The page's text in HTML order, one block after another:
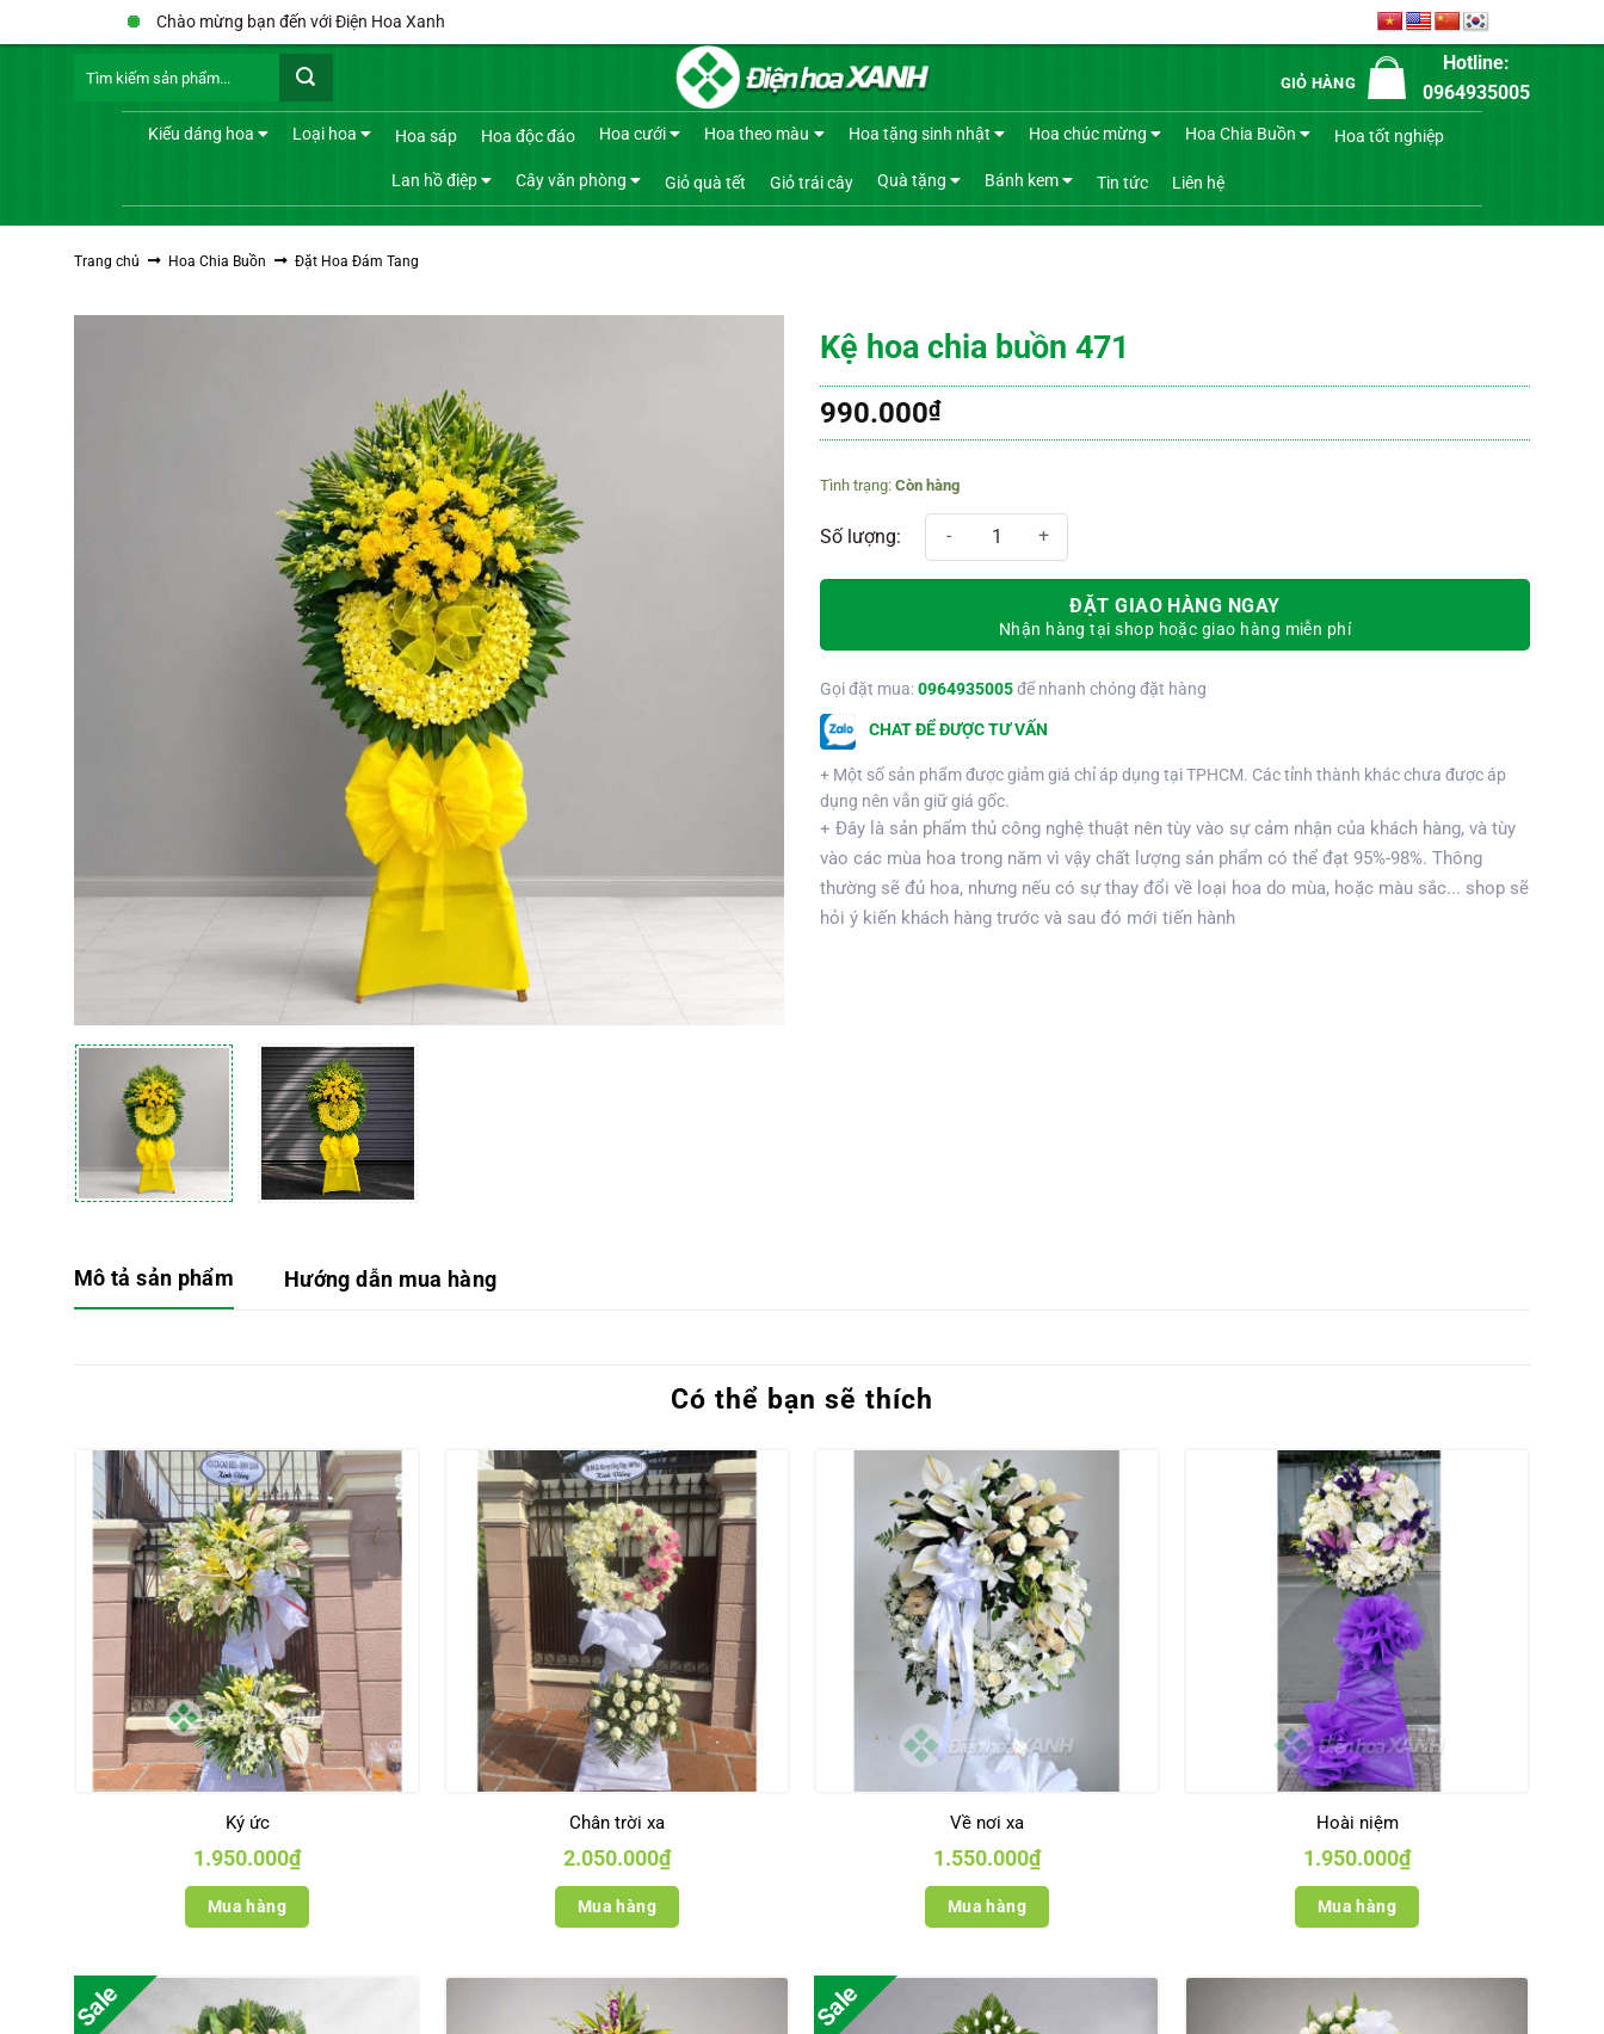
qua
Chào mừng bạn đến với Điện Hoa Xanh
kiếm:
GIỎ HÀNG
Hotline:
0964935005
Kiểu dáng hoa Loại hoa Hoa sáp Hoa độc đáo Hoa cưới Hoa theo màu Hoa tặng sinh nhật Hoa chúc mừng Hoa Chia Buồn Hoa tốt nghiệp
Lan hồ điệp Cây văn phòng Giỏ quà tết Giỏ trái cây Quà tặng Bánh kem Tin tức Liên hệ
Trang chủ Hoa Chia Buồn Đặt Hoa Đám Tang
Kệ hoa chia buồn 471
990.000₫
Còn hàng
Kệ hoa chia buồn 471 số lượng
ĐẶT GIAO HÀNG NGAY
Nhận hàng tại shop hoặc giao hàng miễn phí
Gọi đặt mua:0964935005để nhanh chóng đặt hàng
CHAT ĐỂ ĐƯỢC TƯ VẤN
+ Một số sản phẩm được giảm giá chỉ áp dụng tại TPHCM. Các tỉnh thành khác chưa được áp
dụng nên vẫn giữ giá gốc.
+ Đây là sản phẩm thủ công nghệ thuật nên tùy vào sự cảm nhận của khách hàng, và tùy
vào các mùa hoa trong năm vì vậy chất lượng sản phẩm có thể đạt 95%-98%. Thông
thường sẽ đủ hoa, nhưng nếu có sự thay đổi về loại hoa do mùa, hoặc màu sắc... shop sẽ
hỏi ý kiến khách hàng trước và sau đó mới tiến hành
Mô tả sản phẩm Hướng dẫn mua hàng
Có thể bạn sẽ thích
Ký ức
1.950.000₫
Mua hàng
Chân trời xa
2.050.000₫
Mua hàng
Về nơi xa
1.550.000₫
Mua hàng
Hoài niệm
1.950.000₫
Mua hàng
Sale Sale